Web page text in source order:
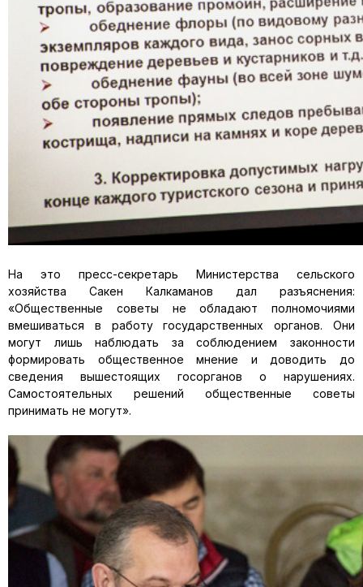
На это пресс-секретарь Министерства сельского
хозяйства Сакен Калкаманов дал разъяснения:
«Общественные советы не обладают полномочиями
вмешиваться в работу государственных органов. Они
могут лишь наблюдать за соблюдением законности
формировать общественное мнение и доводить до
сведения вышестоящих госорганов о нарушениях.
Самостоятельных решений общественные советы
принимать не могут».